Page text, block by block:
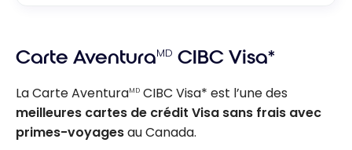
Carte AventuraMD CIBC Visa*
La Carte AventuraMD CIBC Visa* est l’une des
meilleures cartes de crédit Visa sans frais avec
primes-voyagesau Canada.